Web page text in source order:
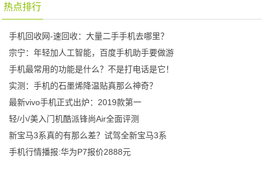
热点排行
手机回收网-速回收：大量二手手机去哪里？
宗宁：年轻加人工智能，百度手机助手要做游
手机最常用的功能是什么？不是打电话是它！
实测：手机的石墨烯降温贴真那么神奇？
最新vivo手机正式出炉：2019款第一
轻/小/美入门机酷派锋尚Air全面评测
新宝马3系真的有那么差？试驾全新宝马3系
手机行情播报:华为P7报价2888元